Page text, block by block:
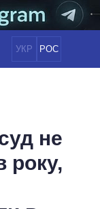
УКР РОС
не
року,